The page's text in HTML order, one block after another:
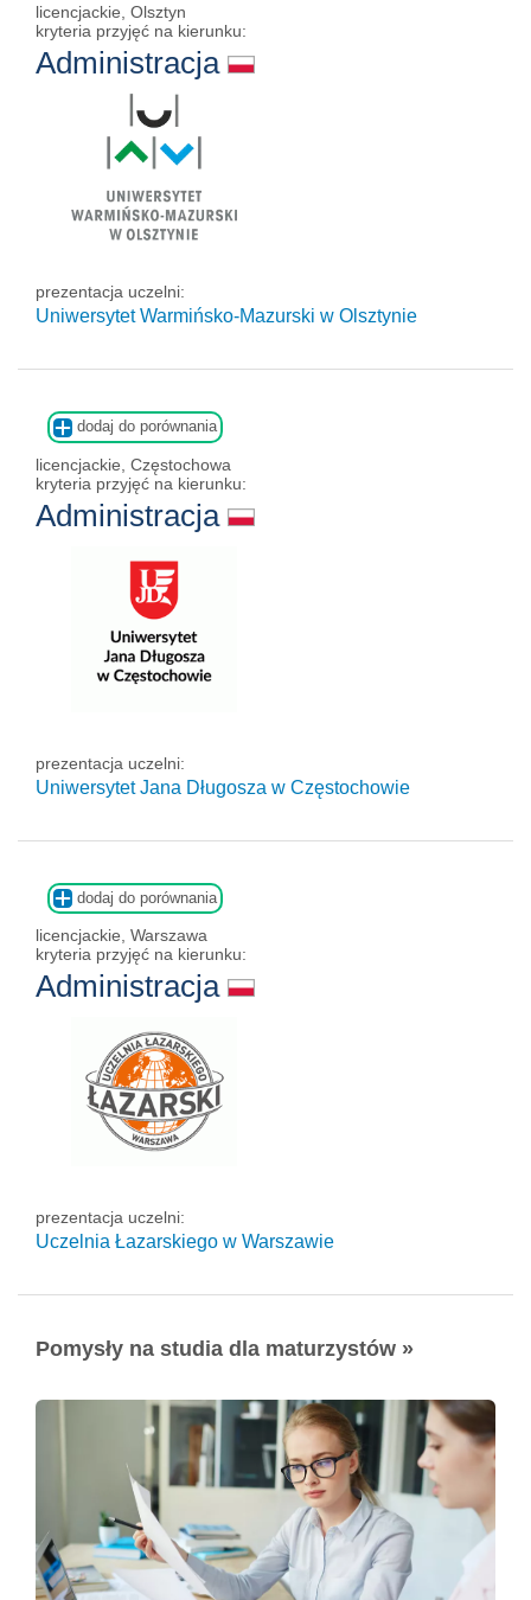
licencjackie, Olsztyn
kryteria przyjęć na kierunku:
Administracja
prezentacja uczelni:
Uniwersytet Warmińsko-Mazurski w Olsztynie
dodaj do porównania
licencjackie, Częstochowa
kryteria przyjęć na kierunku:
Administracja
prezentacja uczelni:
Uniwersytet Jana Długosza w Częstochowie
dodaj do porównania
licencjackie, Warszawa
kryteria przyjęć na kierunku:
Administracja
prezentacja uczelni:
Uczelnia Łazarskiego w Warszawie
Pomysły na studia dla maturzystów »